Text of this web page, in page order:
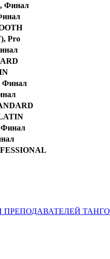
Финал
Pro
Финал
Финал
И ПРЕПОДАВАТЕЛЕЙ ТАНГО